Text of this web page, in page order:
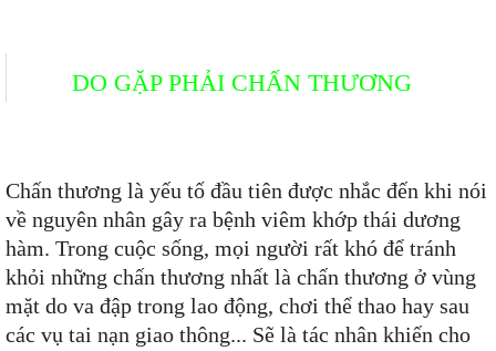
DO GẶP PHẢI CHẤN THƯƠNG
Chấn thương là yếu tố đầu tiên được nhắc đến khi nói
về nguyên nhân gây ra bệnh viêm khớp thái dương
hàm. Trong cuộc sống, mọi người rất khó để tránh
khỏi những chấn thương nhất là chấn thương ở vùng
mặt do va đập trong lao động, chơi thể thao hay sau
các vụ tai nạn giao thông... Sẽ là tác nhân khiến cho